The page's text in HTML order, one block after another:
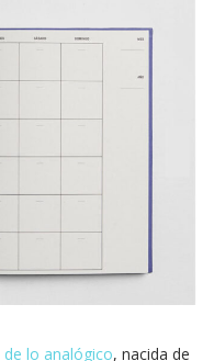
lo analógico, nacida de